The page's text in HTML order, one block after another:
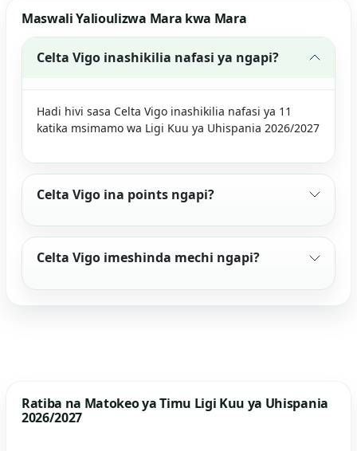
Maswali Yalioulizwa Mara kwa Mara
Celta Vigo inashikilia nafasi ya ngapi?
Hadi hivi sasa Celta Vigo inashikilia nafasi ya 11
katika msimamo wa Ligi Kuu ya Uhispania 2026/2027
Celta Vigo ina points ngapi?
Celta Vigo imeshinda mechi ngapi?
Ratiba na Matokeo ya Timu Ligi Kuu ya Uhispania
2026/2027